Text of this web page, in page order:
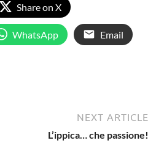
Share on X
WhatsApp Email
NEXT ARTICLE
L’ippica… che passione!